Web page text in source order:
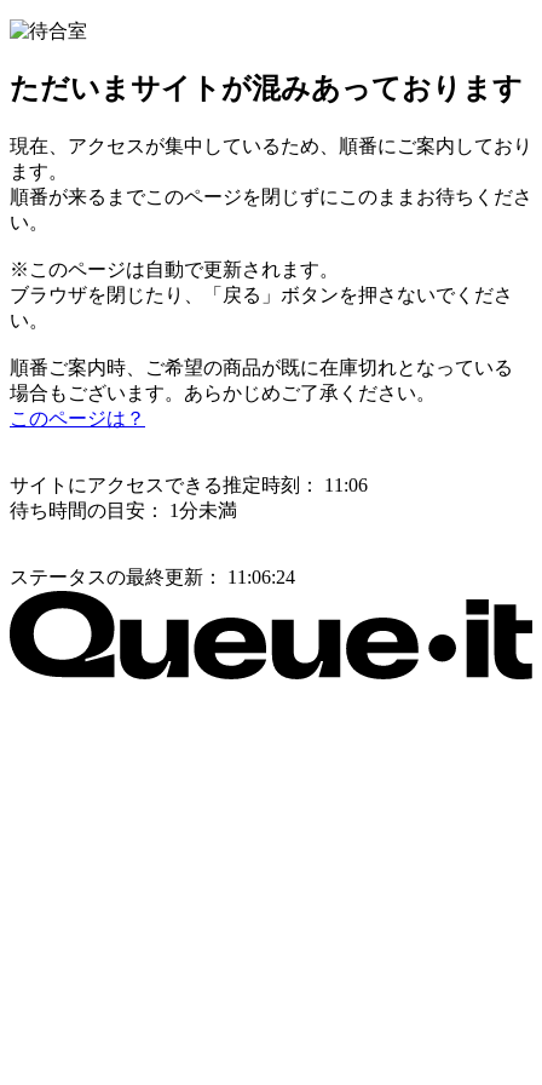
ただいまサイトが混みあっております
現在、アクセスが集中しているため、順番にご案内しており
ます。
順番が来るまでこのページを閉じずにこのままお待ちくださ
い。
※このページは自動で更新されます。
ブラウザを閉じたり、「戻る」ボタンを押さないでくださ
い。
順番ご案内時、ご希望の商品が既に在庫切れとなっている
場合もございます。あらかじめご了承ください。
このページは？
サイトにアクセスできる推定時刻：
11:06
待ち時間の目安：
1分未満
ステータスの最終更新： 11:06:24